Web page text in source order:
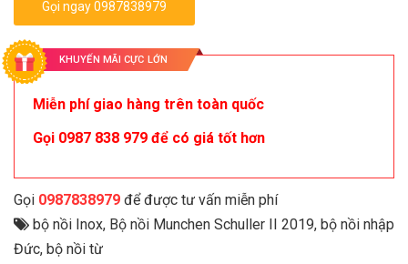
Gọi ngay 0987838979
KHUYẾN MÃI CỰC LỚN
Miễn phí giao hàng trên toàn quốc
Gọi 0987 838 979 để có giá tốt hơn
Gọi 0987838979 để được tư vấn miễn phí
bộ nồi Inox, Bộ nồi Munchen Schuller II 2019, bộ nồi nhập
Đức, bộ nồi từ